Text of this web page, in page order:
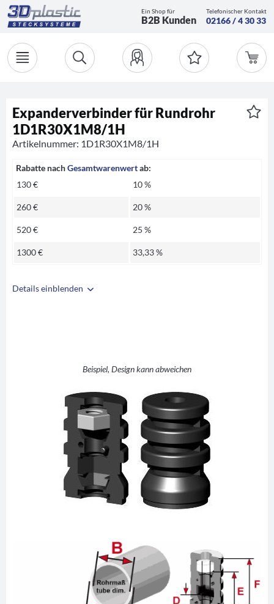
Ein Shop für
B2B Kunden
Telefonischer Kontakt
02166 / 4 30 33
Details einblenden
Beispiel, Design kann abweichen
Expanderverbinder für Rundrohr
1D1R30X1M8/1H
Artikelnummer: 1D1R30X1M8/1H
Rabatte nachGesamtwarenwertab:
130 €
10 %
260 € 20 %
520 € 25 %
1300 € 33,33 %